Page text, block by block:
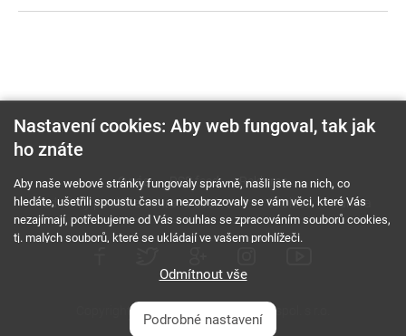
O nás RSS feed
Reklama
Podmínky použití a ochrana soukromí
Cookies Kariéra
Copyright © 2000 - 2026 NetComp, spol. s r.o.
Všechna práva vyhrazena.
Nastavení cookies: Aby web fungoval, tak jak
ho znáte
Aby naše webové stránky fungovaly správně, našli jste na nich, co
hledáte, ušetřili spoustu času a nezobrazovaly se vám věci, které Vás
nezajímají, potřebujeme od Vás souhlas se zpracováním souborů cookies,
tj. malých souborů, které se ukládají ve vašem prohlížeči.
Odmítnout vše
Podrobné nastavení